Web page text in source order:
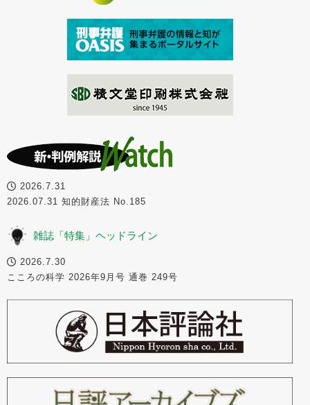
2026.7.31
2026.07.31 知的財産法 No.185
雑誌「特集」ヘッドライン
2026.7.30
こころの科学 2026年9月号 通巻 249号